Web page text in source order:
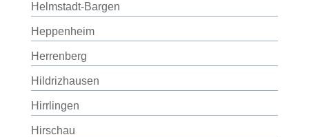
Helmstadt-Bargen
Heppenheim
Herrenberg
Hildrizhausen
Hirrlingen
Hirschau